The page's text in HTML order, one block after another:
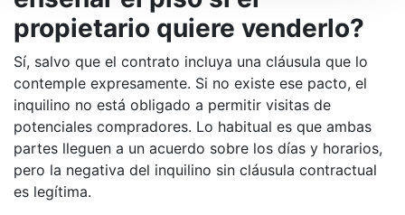
propietario quiere venderlo?
Sí, salvo que el contrato incluya una cláusula que lo
contemple expresamente. Si no existe ese pacto, el
inquilino no está obligado a permitir visitas de
potenciales compradores. Lo habitual es que ambas
partes lleguen a un acuerdo sobre los días y horarios,
pero la negativa del inquilino sin cláusula contractual
es legítima.